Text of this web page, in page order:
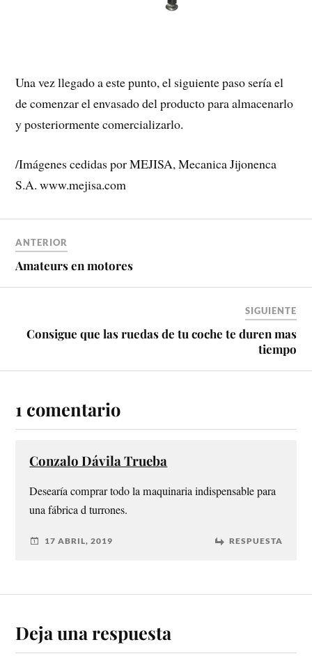
Una vez llegado a este punto, el siguiente paso sería el
de comenzar el envasado del producto para almacenarlo
y posteriormente comercializarlo.
/Imágenes cedidas por MEJISA, Mecanica Jijonenca
S.A. www.mejisa.com
ANTERIOR
Amateurs en motores
SIGUIENTE
Consigue que las ruedas de tu coche te duren mas
tiempo
1 comentario
Conzalo Dávila Trueba
Desearía comprar todo la maquinaria indispensable para
una fábrica d turrones.
17 ABRIL, 2019 RESPUESTA
Deja una respuesta